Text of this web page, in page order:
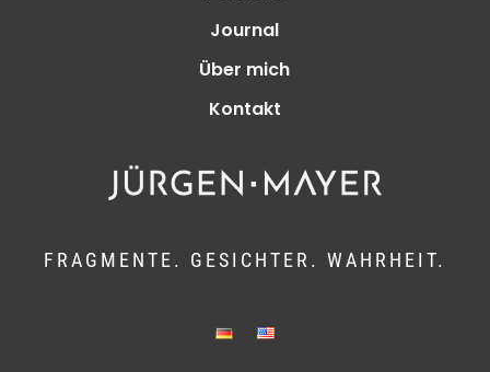
Journal
Über mich
Kontakt
FRAGMENTE. GESICHTER. WAHRHEIT.